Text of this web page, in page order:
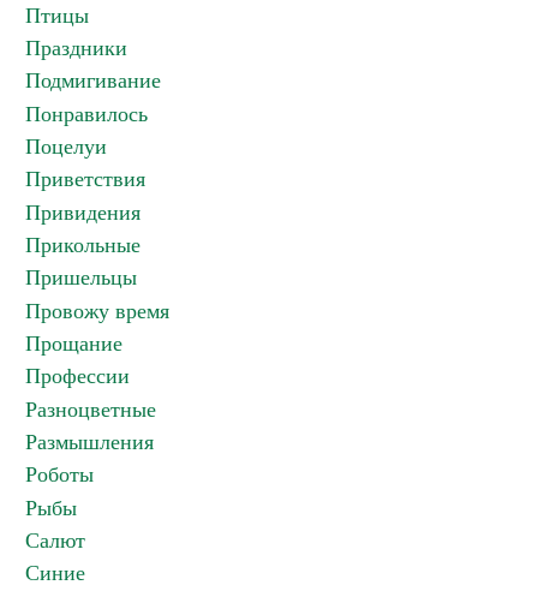
Птицы
Праздники
Подмигивание
Понравилось
Поцелуи
Приветствия
Привидения
Прикольные
Пришельцы
Провожу время
Прощание
Профессии
Разноцветные
Размышления
Роботы
Рыбы
Салют
Синие